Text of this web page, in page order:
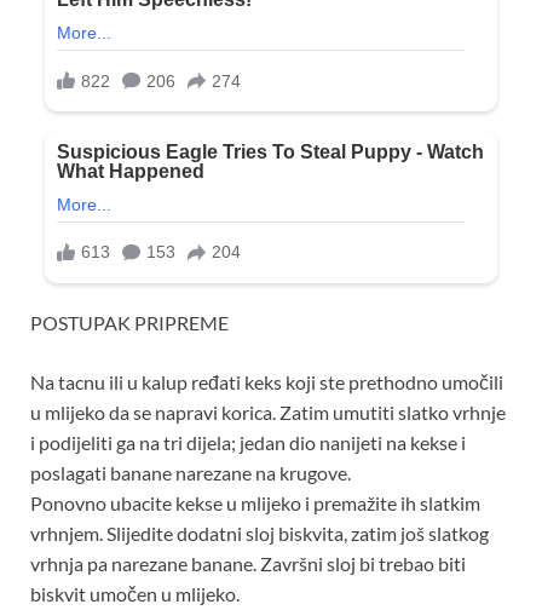
POSTUPAK PRIPREME
Na tacnu ili u kalup ređati keks koji ste prethodno umočili
u mlijeko da se napravi korica. Zatim umutiti slatko vrhnje
i podijeliti ga na tri dijela; jedan dio nanijeti na kekse i
poslagati banane narezane na krugove.
Ponovno ubacite kekse u mlijeko i premažite ih slatkim
vrhnjem. Slijedite dodatni sloj biskvita, zatim još slatkog
vrhnja pa narezane banane. Završni sloj bi trebao biti
biskvit umočen u mlijeko.